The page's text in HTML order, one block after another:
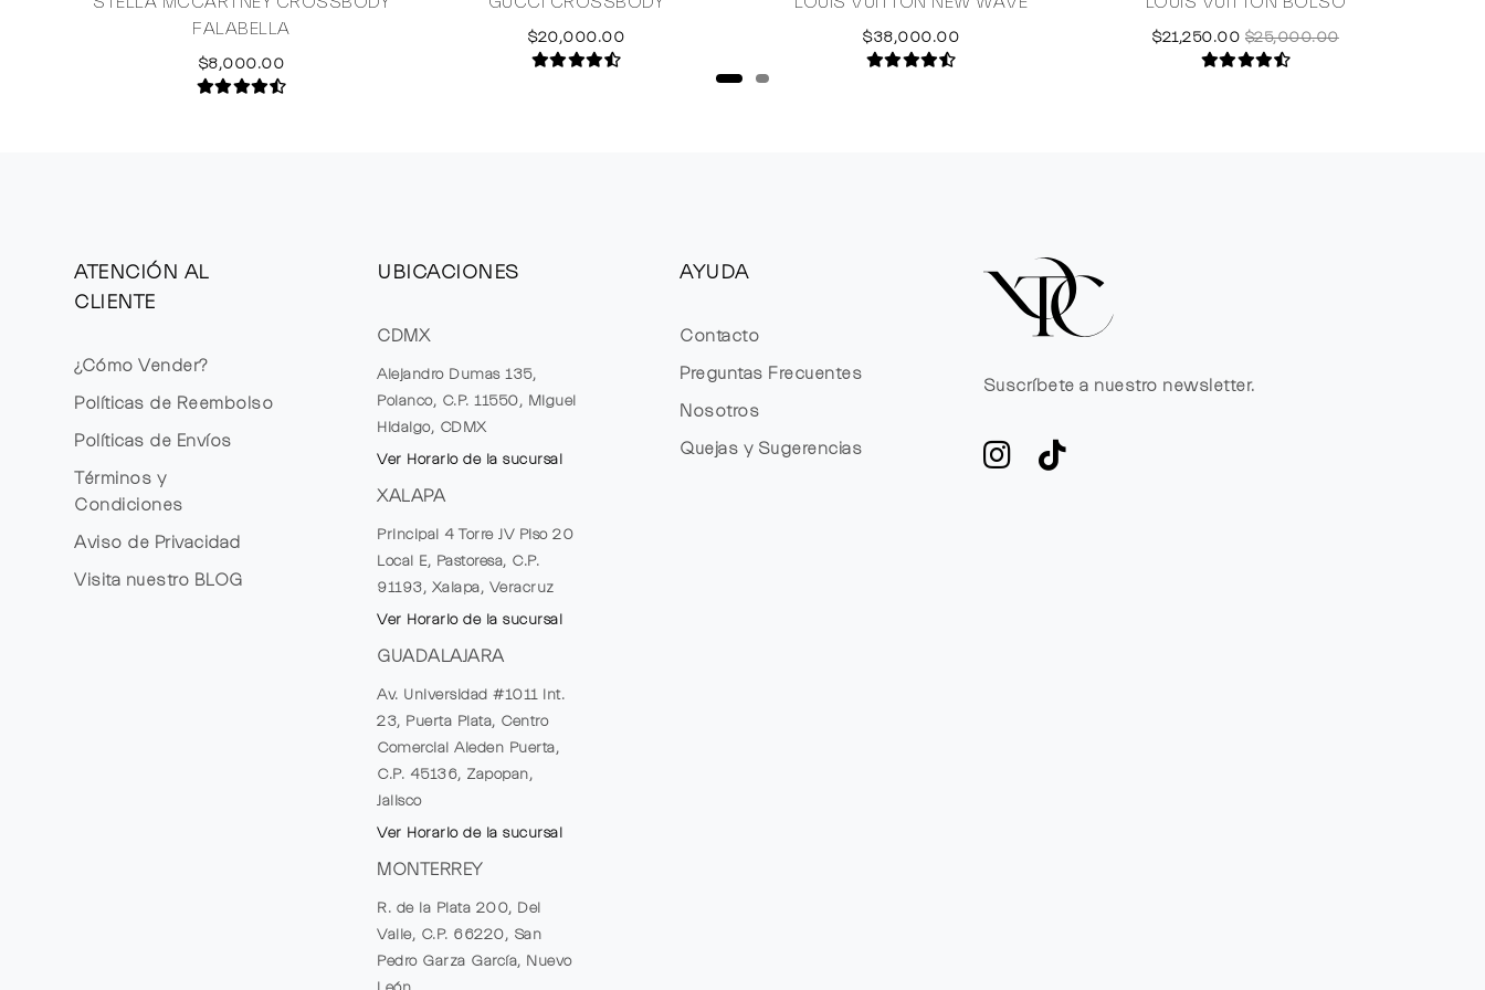
FALABELLA
$8,000.00
$20,000.00 $38,000.00 $21,250.00 $25,000.00
ATENCIÓN AL
CLIENTE
¿Cómo Vender?
Políticas de Reembolso
Políticas de Envíos
Términos y
Condiciones
Aviso de Privacidad
Visita nuestro BLOG
UBICACIONES
CDMX
Alejandro Dumas 135,
Polanco, C.P. 11550, Miguel
Hidalgo, CDMX
Ver Horario de la sucursal
XALAPA
Principal 4 Torre JV Piso 20
Local E, Pastoresa, C.P.
91193, Xalapa, Veracruz
Ver Horario de la sucursal
GUADALAJARA
Av. Universidad #1011 Int.
23, Puerta Plata, Centro
Comercial Aleden Puerta,
C.P. 45136, Zapopan,
Jalisco
Ver Horario de la sucursal
MONTERREY
R. de la Plata 200, Del
Valle, C.P. 66220, San
Pedro Garza García, Nuevo
AYUDA
Contacto
Preguntas Frecuentes
Nosotros
Quejas y Sugerencias
Suscríbete a nuestro newsletter.